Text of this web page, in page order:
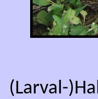
(Larval-